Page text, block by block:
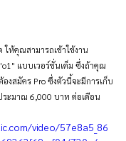
ให้คุณสามารถเข้าใข้งาน
แบบเวอร์ชั่นเต็ม ซึ่งถ้าคุณ
งสมัคร Pro ซึ่งตัวนี้จะมีการเก็บ
ะมาณ 6,000 บาท ต่อเดือน
video/57e8a5_86